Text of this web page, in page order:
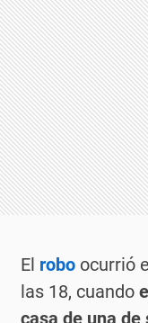
El robo ocurrió
las 18, cuando
casa de una de